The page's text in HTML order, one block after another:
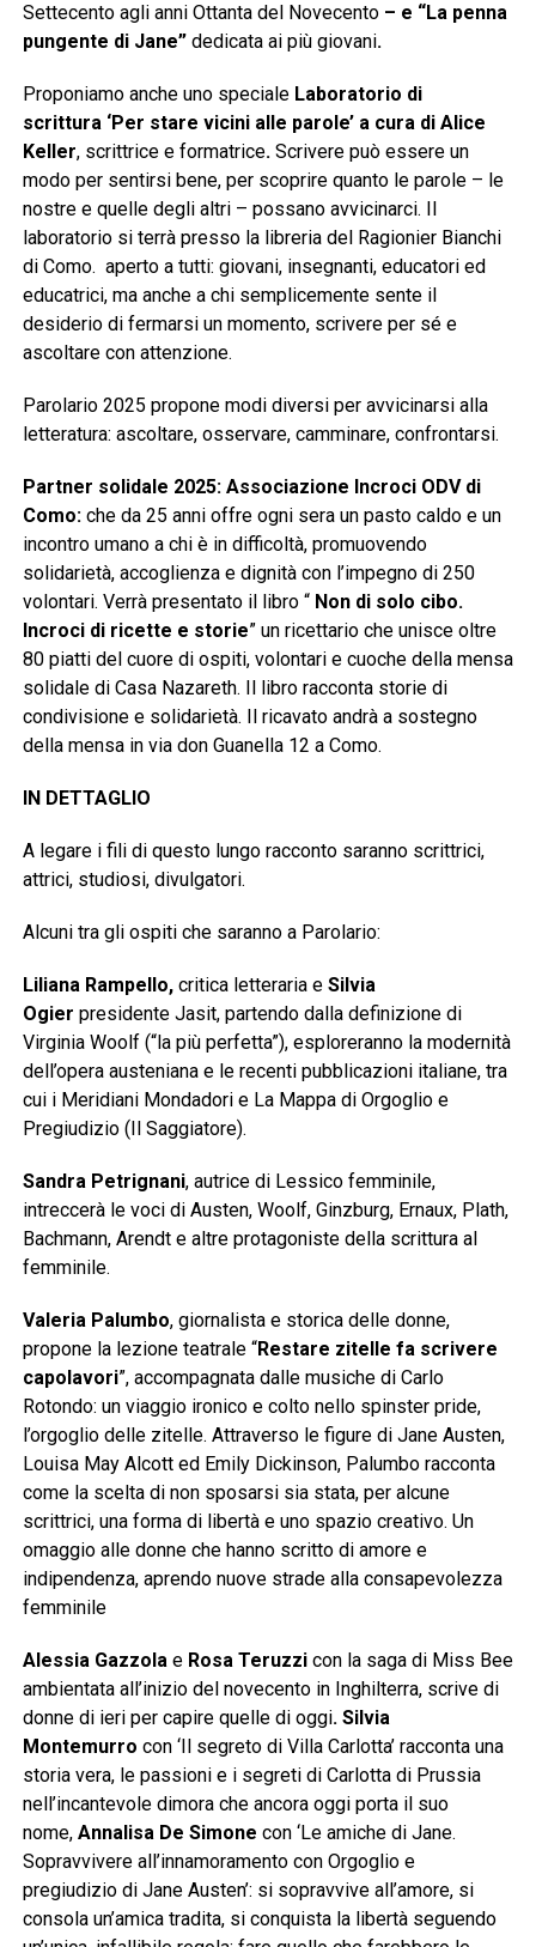
Settecento agli anni Ottanta del Novecento– e “La penna
pungente di Jane” dedicata ai più giovani.
Proponiamo anche uno speciale Laboratorio di
scrittura ‘Per stare vicini alle parole’ a cura di Alice
Keller, scrittrice e formatrice.Scrivere può essere un
modo per sentirsi bene, per scoprire quanto le parole – le
nostre e quelle degli altri – possano avvicinarci.
laboratorio si terrà presso la libreria del Ragionier Bianchi
di Como. aperto a tutti: giovani, insegnanti, educatori ed
educatrici, ma anche a chi semplicemente sente il
desiderio di fermarsi un momento, scrivere per sé e
ascoltare con attenzione.
Parolario 2025 propone modi diversi per avvicinarsi alla
letteratura: ascoltare, osservare, camminare, confrontarsi.
Partner solidale 2025: Associazione Incroci ODV di
Como: che da 25 anni offre ogni sera un pasto caldo e un
incontro umano a chi è in difficoltà, promuovendo
solidarietà, accoglienza e dignità con l’impegno di 250
volontari. Verrà presentato il libro “ Non di solo cibo.
Incroci di ricette e storie” un ricettario che unisce oltre
80 piatti del cuore di ospiti, volontari e cuoche della mensa
solidale di Casa Nazareth. Il libro racconta storie di
condivisione e solidarietà. Il ricavato andrà a sostegno
della mensa in via don Guanella 12 a Como.
IN DETTAGLIO
A legare i fili di questo lungo racconto saranno scrittrici,
attrici, studiosi, divulgatori.
Alcuni tra gli ospiti che saranno a Parolario:
Liliana Rampello, critica letteraria eSilvia
Ogier presidente Jasit, partendo dalla definizione di
Virginia Woolf (“la più perfetta”), esploreranno la modernità
dell’opera austeniana e le recenti pubblicazioni italiane, tra
cui i Meridiani Mondadori e La Mappa di Orgoglio e
Pregiudizio (Il Saggiatore).
Sandra Petrignani, autrice di Lessico femminile,
intreccerà le voci di Austen, Woolf, Ginzburg, Ernaux, Plath,
Bachmann, Arendt e altre protagoniste della scrittura al
femminile.
Valeria Palumbo, giornalista e storica delle donne,
propone la lezione teatrale “Restare zitelle fa scrivere
capolavori”, accompagnata dalle musiche di Carlo
Rotondo: un viaggio ironico e colto nello spinster pride,
l’orgoglio delle zitelle. Attraverso le figure di Jane Austen,
Louisa May Alcott ed Emily Dickinson, Palumbo racconta
come la scelta di non sposarsi sia stata, per alcune
scrittrici, una forma di libertà e uno spazio creativo. Un
omaggio alle donne che hanno scritto di amore e
indipendenza, aprendo nuove strade alla consapevolezza
femminile
Alessia Gazzolae Rosa Teruzzicon la saga di Miss Bee
ambientata all’inizio del novecento in Inghilterra, scrive di
donne di ieri per capire quelle di oggi. Silvia
Montemurro con ‘Il segreto di Villa Carlotta’ racconta una
storia vera, le passioni e i segreti di Carlotta di Prussia
nell’incantevole dimora che ancora oggi porta il suo
nome, Annalisa De Simone con ‘Le amiche di Jane.
Sopravvivere all’innamoramento con Orgoglio e
pregiudizio di Jane Austen’: si sopravvive all’amore, si
consola un’amica tradita, si conquista la libertà seguendo